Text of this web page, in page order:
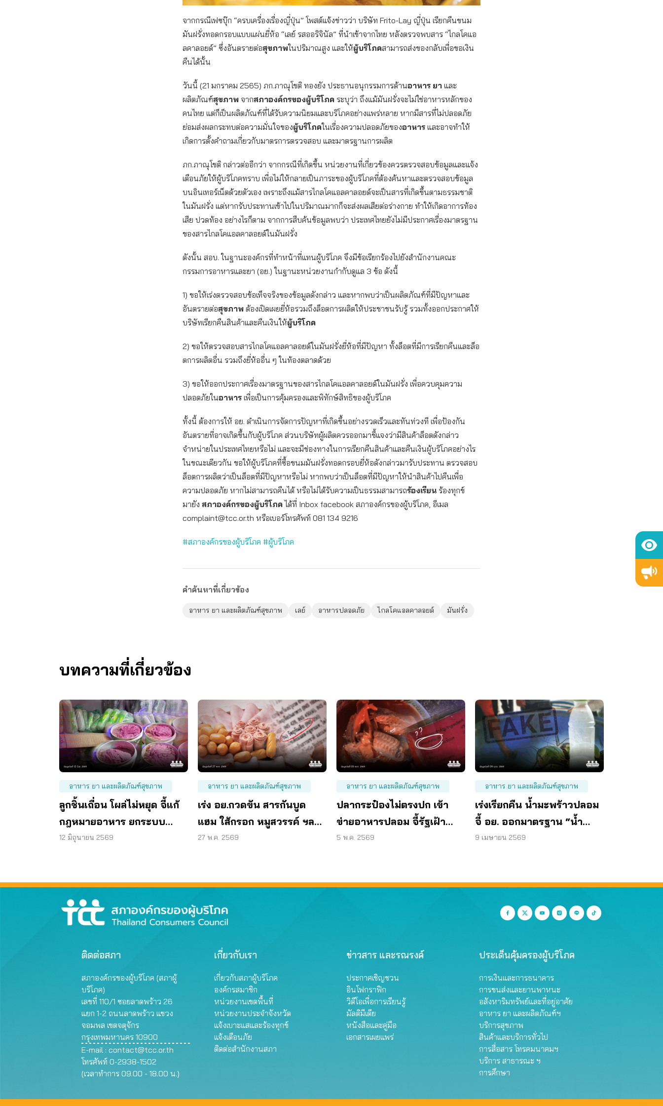
จากกรณีเฟซบุ๊ก “ครบเครื่องเรื่องญี่ปุ่น” โพสต์แจ้งข่าวว่า บริษัท Frito-Lay ญี่ปุ่น เรียกคืนขนม
มันฝรั่งทอดกรอบแบบแผ่นยี่ห้อ “เลย์ รสออริจินัล” ที่นำเข้าจากไทย หลังตรวจพบสาร “ไกลโคแอ
ลคาลอยด์” ซึ่งอันตรายต่อสุขภาพในปริมาณสูง และให้ผู้บริโภคสามารถส่งของกลับเพื่อขอเงิน
คืนได้นั้น
วันนี้ (21 มกราคม 2565) ภก.ภาณุโชติ ทองยัง ประธานอนุกรรมการด้านอาหาร ยา และ
ผลิตภัณฑ์สุขภาพ จากสภาองค์กรของผู้บริโภค ระบุว่า ถึงแม้มันฝรั่งจะไม่ใช่อาหารหลักของ
คนไทย แต่ก็เป็นผลิตภัณฑ์ที่ได้รับความนิยมและบริโภคอย่างแพร่หลาย หากมีสารที่ไม่ปลอดภัย
ย่อมส่งผลกระทบต่อความมั่นใจของผู้บริโภคในเรื่องความปลอดภัยของอาหาร และอาจทำให้
เกิดการตั้งคำถามเกี่ยวกับมาตรการตรวจสอบ และมาตรฐานการผลิต
ภก.ภาณุโชติ กล่าวต่ออีกว่า จากกรณีที่เกิดขึ้น หน่วยงานที่เกี่ยวข้องควรตรวจสอบข้อมูลและแจ้ง
เตือนภัยให้ผู้บริโภคทราบ เพื่อไม่ให้กลายเป็นภาระของผู้บริโภคที่ต้องค้นหาและตรวจสอบข้อมูล
บนอินเทอร์เน็ตด้วยตัวเอง เพราะถึงแม้สารไกลโคแอลคาลอยด์จะเป็นสารที่เกิดขึ้นตามธรรมชาติ
ในมันฝรั่ง แต่หากรับประทานเข้าไปในปริมาณมากก็จะส่งผลเสียต่อร่างกาย ทำให้เกิดอาการท้อง
เสีย ปวดท้อง อย่างไรก็ตาม จากการสืบค้นข้อมูลพบว่า ประเทศไทยยังไม่มีประกาศเรื่องมาตรฐาน
ของสารไกลโคแอลคาลอยด์ในมันฝรั่ง
ดังนั้น สอบ. ในฐานะองค์กรที่ทำหน้าที่แทนผู้บริโภค จึงมีข้อเรียกร้องไปยังสำนักงานคณะ
กรรมการอาหารและยา (อย.) ในฐานะหน่วยงานกำกับดูแล 3 ข้อ ดังนี้
1) ขอให้เร่งตรวจสอบข้อเท็จจริงของข้อมูลดังกล่าว และหากพบว่าเป็นผลิตภัณฑ์ที่มีปัญหาและ
อันตรายต่อสุขภาพ ต้องเปิดเผยยี่ห้อรวมถึงล็อตการผลิตให้ประชาชนรับรู้ รวมทั้งออกประกาศให้
บริษัทเรียกคืนสินค้าและคืนเงินให้ผู้บริโภค
2) ขอให้ตรวจสอบสารไกลโคแอลคาลอยด์ในมันฝรั่งยี่ห้อที่มีปัญหา ทั้งล็อตที่มีการเรียกคืนและล็อ
ตการผลิตอื่น รวมถึงยี่ห้ออื่น ๆ ในท้องตลาดด้วย
3) ขอให้ออกประกาศเรื่องมาตรฐานของสารไกลโคแอลคาลอยด์ในมันฝรั่ง เพื่อควบคุมความ
ปลอดภัยในอาหาร เพื่อเป็นการคุ้มครองและพิทักษ์สิทธิของผู้บริโภค
ทั้งนี้ ต้องการให้ อย. ดำเนินการจัดการปัญหาที่เกิดขึ้นอย่างรวดเร็วและทันท่วงที เพื่อป้องกัน
อันตรายที่อาจเกิดขึ้นกับผู้บริโภค ส่วนบริษัทผู้ผลิตควรออกมาชี้แจงว่ามีสินค้าล็อตดังกล่าว
จำหน่ายในประเทศไทยหรือไม่ และจะมีช่องทางในการเรียกคืนสินค้าและคืนเงินผู้บริโภคอย่างไร
ในขณะเดียวกัน ขอให้ผู้บริโภคที่ซื้อขนมมันฝรั่งทอดกรอบยี่ห้อดังกล่าวมารับประทาน ตรวจสอบ
ล็อตการผลิตว่าเป็นล็อตที่มีปัญหาหรือไม่ หากพบว่าเป็นล็อตที่มีปัญหาให้นำสินค้าไปคืนเพื่อ
ความปลอดภัย หากไม่สามารถคืนได้ หรือไม่ได้รับความเป็นธรรมสามารถร้องเรียน ร้องทุกข์
มายัง สภาองค์กรของผู้บริโภคได้ที่ Inbox facebook สภาองค์กรของผู้บริโภค, อีเมล
complaint@tcc.or.th หรือเบอร์โทรศัพท์ 081 134 9216
#สภาองค์กรของผู้บริโภค #ผู้บริโภค
คำค้นหาที่เกี่ยวข้อง
อาหาร ยา และผลิตภัณฑ์สุขภาพ เลย์ อาหารปลอดภัย ไกลโคแอลคาลอยด์ มันฝรั่ง
บทความที่เกี่ยวข้อง
อาหาร ยา และผลิตภัณฑ์สุขภาพ
ลูกชิ้นเถื่อน โผล่ไม่หยุด จี้แก้
กฎหมายอาหาร ยกระบบ
ตรวจสอบทั้งห่วงโซ่
12 มิถุนายน 2569
อาหาร ยา และผลิตภัณฑ์สุขภาพ
เร่ง อย.กวดขัน สารกันบูด
แฮม ใส้กรอก หมูสวรรค์ ฯลฯ
พบเกินมาตรฐานกว่า 50 เท่า
27 พ.ค. 2569
อาหาร ยา และผลิตภัณฑ์สุขภาพ
ปลากระป๋องไม่ตรงปก เข้า
ข่ายอาหารปลอม จี้รัฐเฝ้า
ระวัง-แก้ พ.ร.บ.อาหาร
5 พ.ค. 2569
อาหาร ยา และผลิตภัณฑ์สุขภาพ
เร่งเรียกคืน น้ำมะพร้าวปลอม
จี้ อย. ออกมาตรฐาน “น้ำ
มะพร้าวบรรจุขวด”
9 เมษายน 2569
ติดต่อสภา
สภาองค์กรของผู้บริโภค (สภาผู้
บริโภค)
เลขที่ 110/1 ซอยลาดพร้าว 26
แยก 1-2 ถนนลาดพร้าว แขวง
จอมพล เขตจตุจักร
กรุงเทพมหานคร 10900
E-mail : contact@tcc.or.th
โทรศัพท์ 0-2938-1502
(เวลาทำการ 09.00 - 18.00 น.)
เกี่ยวกับเรา
เกี่ยวกับสภาผู้บริโภค
องค์กรสมาชิก
หน่วยงานเขตพื้นที่
หน่วยงานประจำจังหวัด
แจ้งเบาะแสและร้องทุกข์
แจ้งเตือนภัย
ติดต่อสำนักงานสภา
ข่าวสาร และรณรงค์
ประกาศเชิญชวน
อินโฟกราฟิก
วิดีโอเพื่อการเรียนรู้
มัลติมีเดีย
หนังสือและคู่มือ
เอกสารเผยแพร่
ประเด็นคุ้มครองผู้บริโภค
การเงินและการธนาคาร
การขนส่งและยานพาหนะ
อสังหาริมทรัพย์และที่อยู่อาศัย
อาหาร ยา และผลิตภัณฑ์ฯ
บริการสุขภาพ
สินค้าและบริการทั่วไป
การสื่อสาร โทรคมนาคมฯ
บริการ สาธารณะ ฯ
การศึกษา